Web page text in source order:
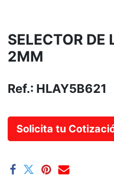
SELECTOR DE
2MM
Ref.: HLAY5B621
Solicita tu